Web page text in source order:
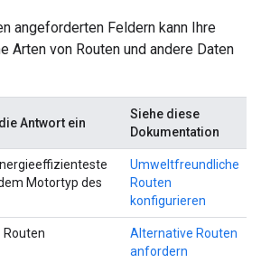
angeforderten Feldern kann Ihre
Arten von Routen und andere Daten
Antwort ein
Siehe diese
Dokumentation
Motortyp des
Umweltfreundliche
Routen
konfigurieren
Routen
Alternative Routen
anfordern